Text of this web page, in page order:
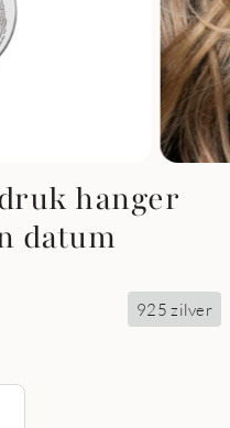
hanger
datum
925 zilver